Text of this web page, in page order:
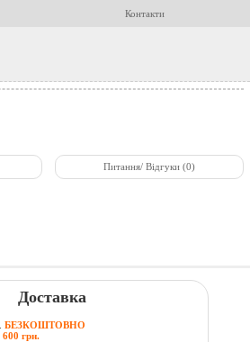
Контакти
Питання/ Відгуки (0)
Доставка
БЕЗКОШТОВНО
600 грн.